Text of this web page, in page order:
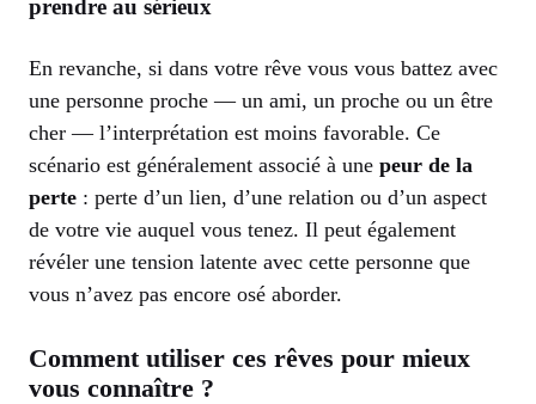
prendre au sérieux
En revanche, si dans votre rêve vous vous battez avec
une personne proche — un ami, un proche ou un être
cher — l’interprétation est moins favorable. Ce
scénario est généralement associé à une peur de la
perte : perte d’un lien, d’une relation ou d’un aspect
de votre vie auquel vous tenez. Il peut également
révéler une tension latente avec cette personne que
vous n’avez pas encore osé aborder.
Comment utiliser ces rêves pour mieux
vous connaître ?